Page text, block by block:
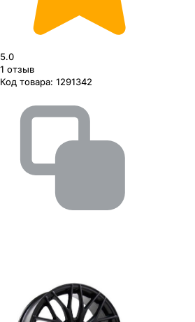
5.0
1 отзыв
Код товара: 1291342